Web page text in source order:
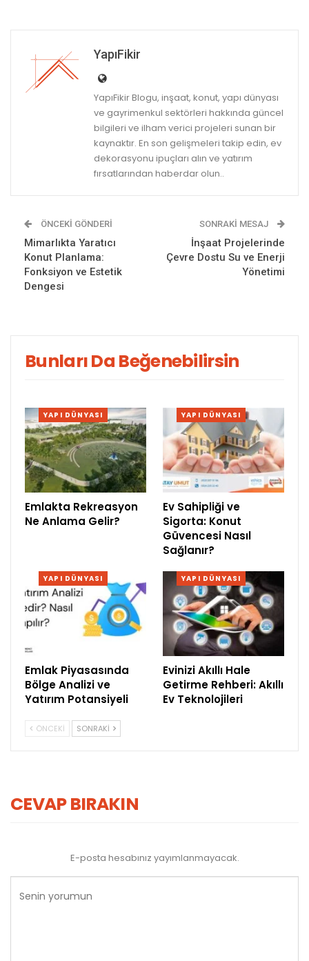
YapıFikir
YapıFikir Blogu, inşaat, konut, yapı dünyası
ve gayrimenkul sektörleri hakkında güncel
bilgileri ve ilham verici projeleri sunan bir
kaynaktır. En son gelişmeleri takip edin, ev
dekorasyonu ipuçları alın ve yatırım
fırsatlarından haberdar olun..
ÖNCEKI GÖNDERI
Mimarlıkta Yaratıcı
Konut Planlama:
Fonksiyon ve Estetik
Dengesi
SONRAKI MESAJ
İnşaat Projelerinde
Çevre Dostu Su ve Enerji
Yönetimi
Bunları Da Beğenebilirsin
YAPI DÜNYASI
Emlakta Rekreasyon
Ne Anlama Gelir?
YAPI DÜNYASI
Ev Sahipliği ve
Sigorta: Konut
Güvencesi Nasıl
Sağlanır?
YAPI DÜNYASI
Emlak Piyasasında
Bölge Analizi ve
Yatırım Potansiyeli
YAPI DÜNYASI
Evinizi Akıllı Hale
Getirme Rehberi: Akıllı
Ev Teknolojileri
ÖNCEKI SONRAKI
CEVAP BIRAKIN
E-posta hesabınız yayımlanmayacak.